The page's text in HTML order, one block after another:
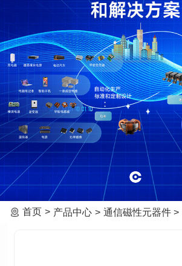
首页 产品中心 通信磁性元器件